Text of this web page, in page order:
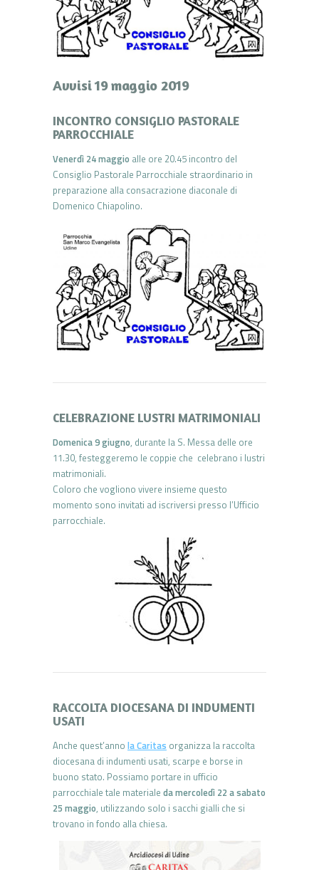
Avvisi 19 maggio 2019
INCONTRO CONSIGLIO PASTORALE
PARROCCHIALE
Venerdì 24 maggio alle ore 20.45 incontro del
Consiglio Pastorale Parrocchiale straordinario in
preparazione alla consacrazione diaconale di
Domenico Chiapolino.
CELEBRAZIONE LUSTRI MATRIMONIALI
Domenica 9 giugno, durante la S. Messa delle ore
11.30, festeggeremo le coppie che celebrano i lustri
matrimoniali.
Coloro che vogliono vivere insieme questo
momento sono invitati ad iscriversi presso l’Ufficio
parrocchiale.
RACCOLTA DIOCESANA DI INDUMENTI
USATI
Anche quest’anno la Caritas organizza la raccolta
diocesana di indumenti usati, scarpe e borse in
buono stato. Possiamo portare in ufficio
parrocchiale tale materiale da mercoledì 22 a sabato
25 maggio, utilizzando solo i sacchi gialli che si
trovano in fondo alla chiesa.